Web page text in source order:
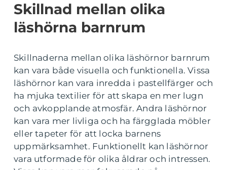
Skillnad mellan olika
läshörna barnrum
Skillnaderna mellan olika läshörnor barnrum
kan vara både visuella och funktionella. Vissa
läshörnor kan vara inredda i pastellfärger och
ha mjuka textilier för att skapa en mer lugn
och avkopplande atmosfär. Andra läshörnor
kan vara mer livliga och ha färgglada möbler
eller tapeter för att locka barnens
uppmärksamhet. Funktionellt kan läshörnor
vara utformade för olika åldrar och intressen.